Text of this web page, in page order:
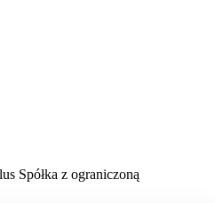
Spółka z ograniczoną